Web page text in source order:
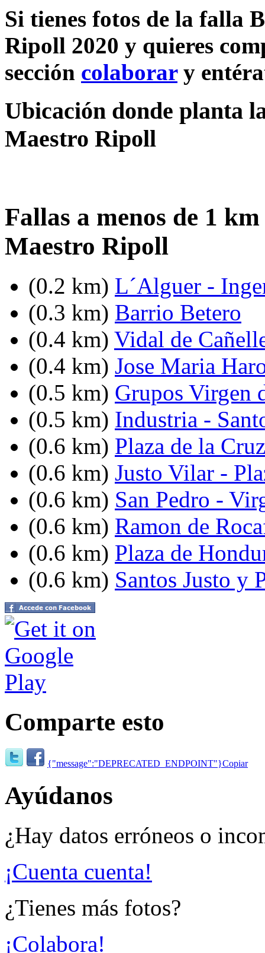
Si tienes fotos de la falla
Ripoll 2020 y quieres
sección colaborary
Ubicación donde planta
Maestro Ripoll
Fallas a menos de 1
Maestro Ripoll
(0.2 km) L´Alguer -
(0.3 km) Barrio Betero
(0.4 km) Vidal de
(0.4 km) Jose Maria
(0.5 km) Grupos Virgen
(0.5 km) Industria -
(0.6 km) Plaza de la
(0.6 km) Justo Vilar -
(0.6 km) San Pedro -
(0.6 km) Ramon de
(0.6 km) Plaza de
(0.6 km) Santos Justo y
Comparte esto
{"message":"DEPRECATED_ENDPOINT"}Copiar
Ayúdanos
¿Hay datos erróneos o
¡Cuenta cuenta!
¿Tienes más fotos?
¡Colabora!